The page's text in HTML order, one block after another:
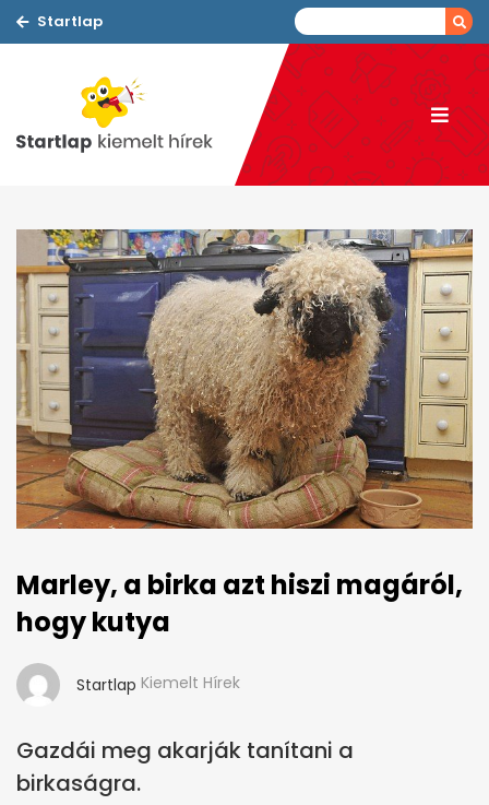
Startlap
Marley, a birka azt hiszi magáról,
hogy kutya
Startlap Kiemelt Hírek
Gazdái meg akarják tanítani a
birkaságra.